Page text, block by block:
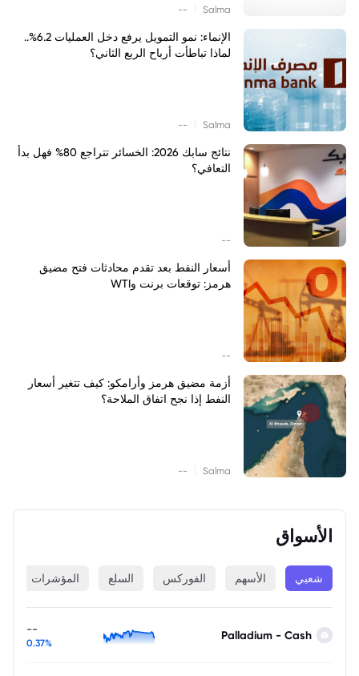
Salma
--
الإنماء: نمو التمويل يرفع دخل العمليات 6.2%..
لماذا تباطأت أرباح الربع الثاني؟
Salma
--
نتائج سابك 2026: الخسائر تتراجع 80% فهل بدأ
التعافي؟
--
أسعار النفط بعد تقدم محادثات فتح مضيق
هرمز: توقعات برنت وWTI
--
أزمة مضيق هرمز وأرامكو: كيف تتغير أسعار
النفط إذا نجح اتفاق الملاحة؟
Salma
--
الأسواق
شعبي الأسهم الفوركس السلع المؤشرات
Palladium - Cash
--
0.37%